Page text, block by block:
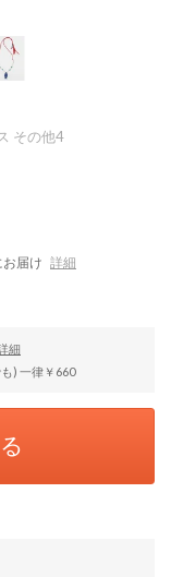
その他4
お届け 詳細
細
) 一律￥660